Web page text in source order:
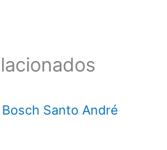
Santo André